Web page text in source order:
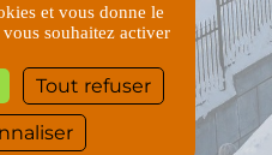
et vous donne le
souhaitez activer
Tout refuser